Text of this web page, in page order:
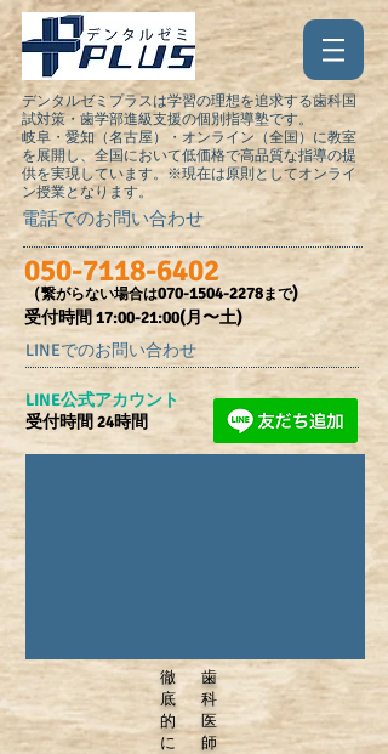
デンタルゼミプラスは学習の理想を追求する歯科国
試対策・歯学部進級支援の個別指導塾です。
岐阜・愛知（名古屋）・オンライン（全国）に教室
を展開し、全国において低価格で高品質な指導の提
供を実現しています。※現在は原則としてオンライ
ン授業となります。
電話でのお問い合わせ
050-7118-6402
（繋がらない場合は070-1504-2278まで)
受付時間​ 17:00-21:00(月〜土)
LINEでのお問い合わせ
​LINE公式アカウント
受付時間 24時間
徹 歯
底 科
的 医
に 師